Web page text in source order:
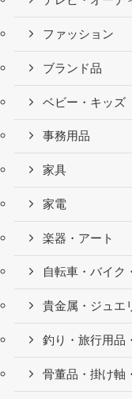
ファッション
ブランド品
ベビー・キッズ
事務用品
家具
家電
楽器・アート
自転車・バイク
貴金属・ジュエ
釣り・旅行用品
骨董品・掛け軸